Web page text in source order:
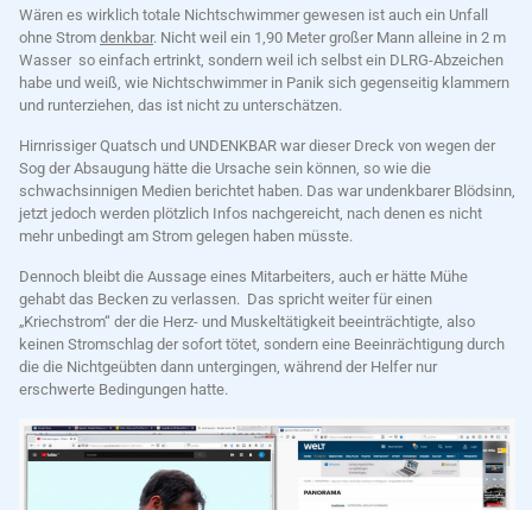
Wären es wirklich totale Nichtschwimmer gewesen ist auch ein Unfall
ohne Strom denkbar. Nicht weil ein 1,90 Meter großer Mann alleine in 2 m
Wasser so einfach ertrinkt, sondern weil ich selbst ein DLRG-Abzeichen
habe und weiß, wie Nichtschwimmer in Panik sich gegenseitig klammern
und runterziehen, das ist nicht zu unterschätzen.
Hirnrissiger Quatsch und UNDENKBAR war dieser Dreck von wegen der
Sog der Absaugung hätte die Ursache sein können, so wie die
schwachsinnigen Medien berichtet haben. Das war undenkbarer Blödsinn,
jetzt jedoch werden plötzlich Infos nachgereicht, nach denen es nicht
mehr unbedingt am Strom gelegen haben müsste.
Dennoch bleibt die Aussage eines Mitarbeiters, auch er hätte Mühe
gehabt das Becken zu verlassen. Das spricht weiter für einen
„Kriechstrom“ der die Herz- und Muskeltätigkeit beeinträchtigte, also
keinen Stromschlag der sofort tötet, sondern eine Beeinrächtigung durch
die die Nichtgeübten dann untergingen, während der Helfer nur
erschwerte Bedingungen hatte.